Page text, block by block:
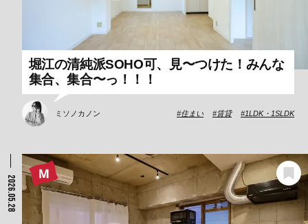
堀江の清純派SOHO可、見〜つけた！みんな
集合、集合〜っ！！！
ミソノカノン 住まい 賃貸 1LDK・1SLDK
2026.05.28